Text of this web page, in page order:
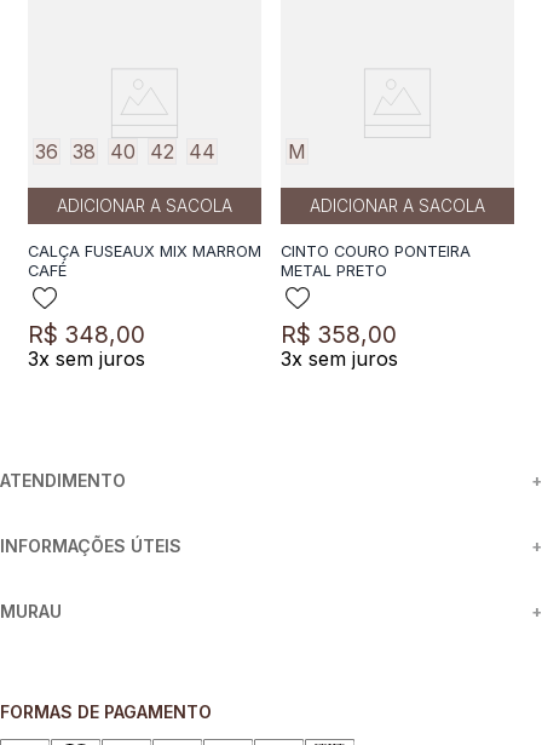
36 38 40 42 44
ADICIONAR A SACOLA
CALÇA FUSEAUX MIX MARROM
CAFÉ
R$ 348,00
3x sem juros
M
ADICIONAR A SACOLA
CINTO COURO PONTEIRA
METAL PRETO
R$ 358,00
3x sem juros
ATENDIMENTO +
INFORMAÇÕES ÚTEIS +
MURAU +
FORMAS DE PAGAMENTO